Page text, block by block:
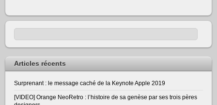
Articles récents
Surprenant : le message caché de la Keynote Apple 2019
[VIDEO] Orange NeoRetro : l’histoire de sa genèse par ses trois pères